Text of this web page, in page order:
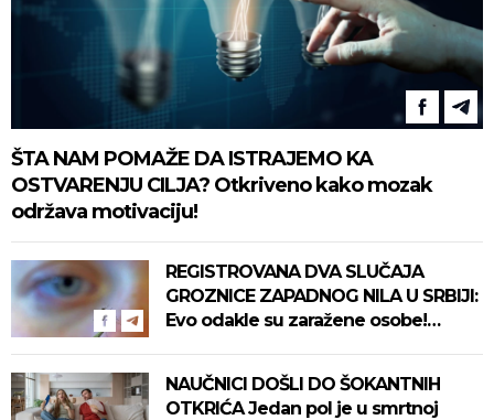
ŠTA NAM POMAŽE DA ISTRAJEMO KA
OSTVARENJU CILJA? Otkriveno kako mozak
održava motivaciju!
REGISTROVANA DVA SLUČAJA
GROZNICE ZAPADNOG NILA U SRBIJI:
Evo odakle su zaražene osobe!
NAUČNICI DOŠLI DO ŠOKANTNIH
OTKRIĆA Jedan pol je u smrtnoj